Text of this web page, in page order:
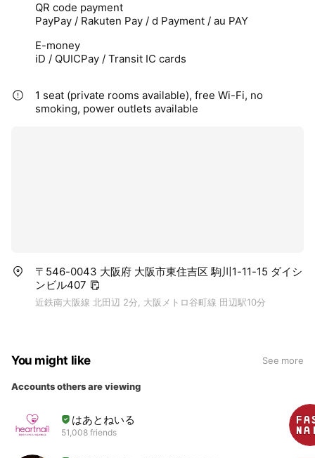
QR code payment
PayPay / Rakuten Pay / d Payment / au PAY
E-money
iD / QUICPay / Transit IC cards
1 seat (private rooms available), free Wi-Fi, no
smoking, power outlets available
〒546-0043 大阪府 大阪市東住吉区 駒川1-11-15 ダイシ
ンビル407
近鉄南大阪線 北田辺 2分, 大阪メトロ谷町線 田辺駅10分
You might like See more
Accounts others are viewing
はあとねいる
51,008 friends